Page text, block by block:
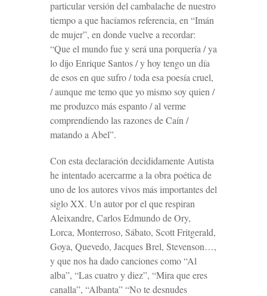
particular versión del cambalache de nuestro
tiempo a que hacíamos referencia, en “Imán
de mujer”, en donde vuelve a recordar:
“Que el mundo fue y será una porquería / ya
lo dijo Enrique Santos / y hoy tengo un día
de esos en que sufro / toda esa poesía cruel,
/ aunque me temo que yo mismo soy quien /
me produzco más espanto / al verme
comprendiendo las razones de Caín /
matando a Abel”.
Con esta declaración decididamente Autista
he intentado acercarme a la obra poética de
uno de los autores vivos más importantes del
siglo XX. Un autor por el que respiran
Aleixandre, Carlos Edmundo de Ory,
Lorca, Monterroso, Sábato, Scott Fritgerald,
Goya, Quevedo, Jacques Brel, Stevenson…,
y que nos ha dado canciones como “Al
alba”, “Las cuatro y diez”, “Mira que eres
canalla”, “Albanta” “No te desnudes